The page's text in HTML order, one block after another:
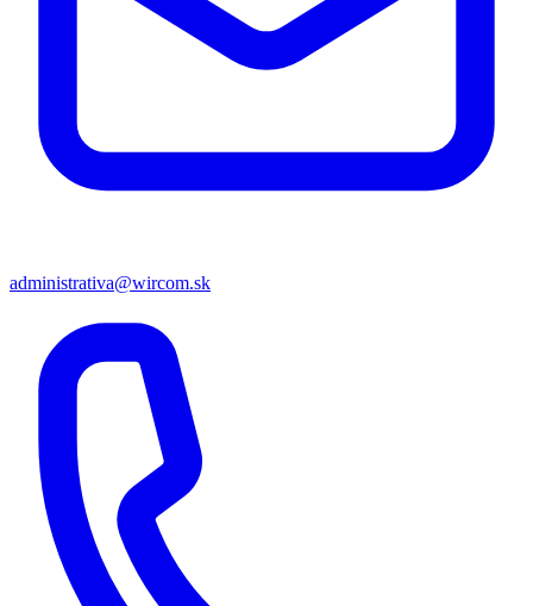
administrativa@wircom.sk